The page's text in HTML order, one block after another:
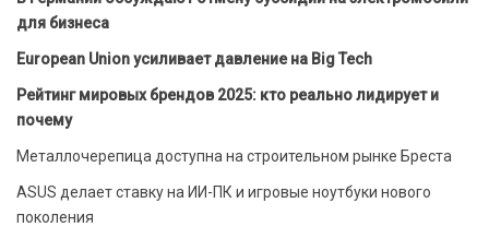
для бизнеса
European Union усиливает давление на Big Tech
Рейтинг мировых брендов 2025: кто реально лидирует и
почему
Металлочерепица доступна на строительном рынке Бреста
ASUS делает ставку на ИИ-ПК и игровые ноутбуки нового
поколения